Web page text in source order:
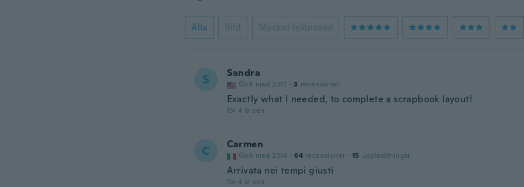
Alla Bild Mycket hjälpsamt
S Sandra
Gick med 2017 · 3 recensioner
Exactly what I needed, to complete a scrapbook layout!
för 4 år sen
C Carmen
Gick med 2014 · 64 recensioner · 15 uppladdningar
Arrivata nei tempi giusti
för 4 år sen